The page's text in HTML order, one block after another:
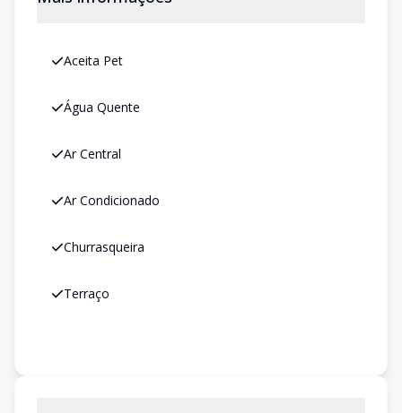
Aceita Pet
Água Quente
Ar Central
Ar Condicionado
Churrasqueira
Terraço